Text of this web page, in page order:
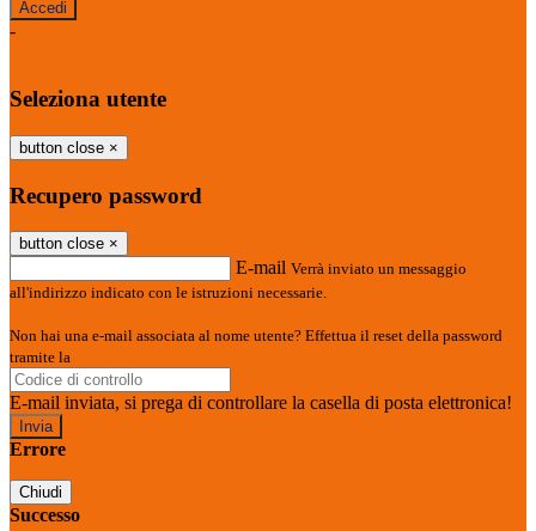
-
Seleziona utente
button close ×
Recupero password
button close ×
E-mail Verrà inviato un messaggio
all'indirizzo indicato con le istruzioni necessarie.
Non hai una e-mail associata al nome utente? Effettua il reset della password
tramite la
E-mail inviata, si prega di controllare la casella di posta elettronica!
Errore
Chiudi
Successo